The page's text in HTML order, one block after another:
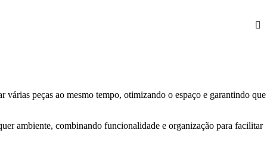
peças ao mesmo tempo, otimizando o espaço e garantindo que
ambiente, combinando funcionalidade e organização para facilitar